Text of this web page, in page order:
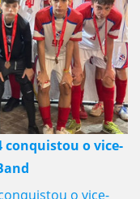
conquistou o vice-
o vice-